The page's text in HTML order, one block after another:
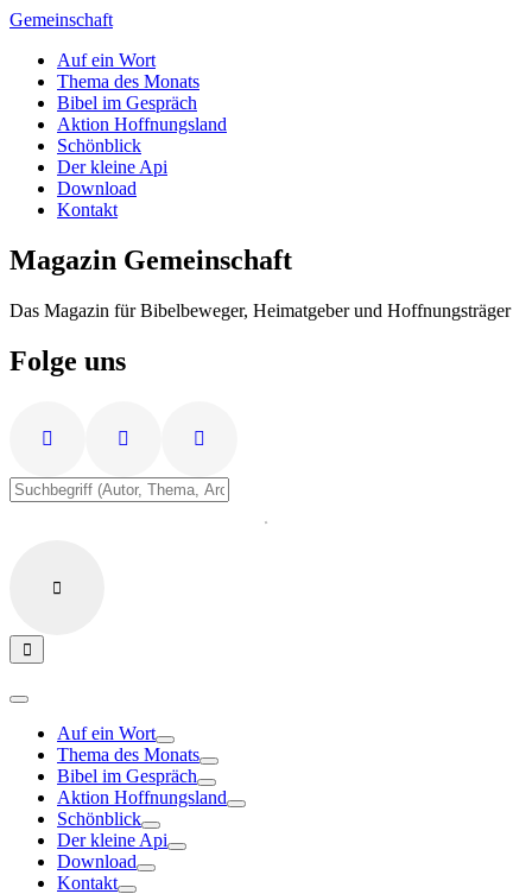
Zum
springen
Gemeinschaft
Auf ein Wort
Thema des Monats
Bibel im Gespräch
Aktion Hoffnungsland
Schönblick
Der kleine Api
Download
Kontakt
Magazin Gemeinschaft
Das Magazin für Bibelbeweger, Heimatgeber und Hoffnungsträger
Folge uns
Auf ein Wort
Thema des Monats
Bibel im Gespräch
Aktion Hoffnungsland
Schönblick
Der kleine Api
Download
Kontakt